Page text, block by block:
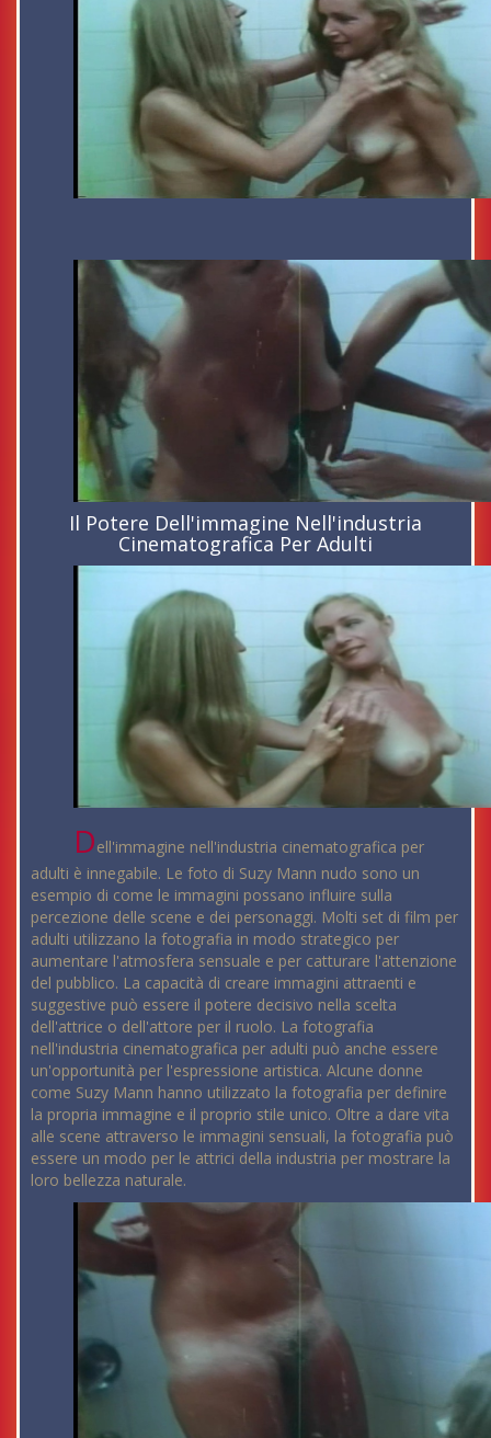
Il Potere Dell'immagine Nell'industria
Cinematografica Per Adulti
Dell'immagine nell'industria cinematografica per
adulti è innegabile. Le foto di Suzy Mann nudo sono un
esempio di come le immagini possano influire sulla
percezione delle scene e dei personaggi. Molti set di film per
adulti utilizzano la fotografia in modo strategico per
aumentare l'atmosfera sensuale e per catturare l'attenzione
del pubblico. La capacità di creare immagini attraenti e
suggestive può essere il potere decisivo nella scelta
dell'attrice o dell'attore per il ruolo. La fotografia
nell'industria cinematografica per adulti può anche essere
un'opportunità per l'espressione artistica. Alcune donne
come Suzy Mann hanno utilizzato la fotografia per definire
la propria immagine e il proprio stile unico. Oltre a dare vita
alle scene attraverso le immagini sensuali, la fotografia può
essere un modo per le attrici della industria per mostrare la
loro bellezza naturale.